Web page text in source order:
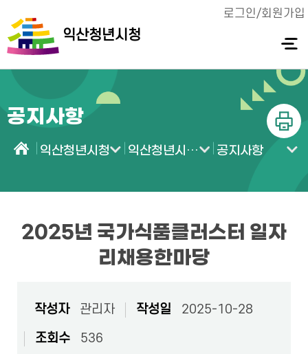
익산청년시청
로그인/회원가입
전체메
뉴 열기
공지사항
인쇄
익산청년시청 익산청년시청 소식 공지사항
2025년 국가식품클러스터 일자
리채용한마당
작성자 관리자 작성일
2025-10-28
조회수
536